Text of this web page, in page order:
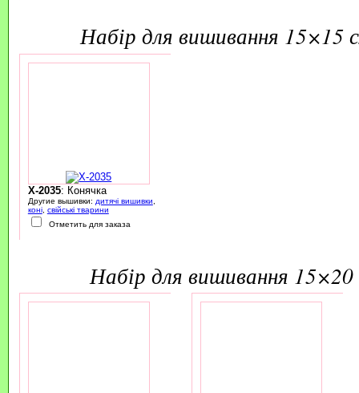
набір для вишивання
X-2035: Конячка
Другие вышивки: дитячі вишивки
коні, свійські тварини
Отметить для заказа
набір для вишивання 15×20